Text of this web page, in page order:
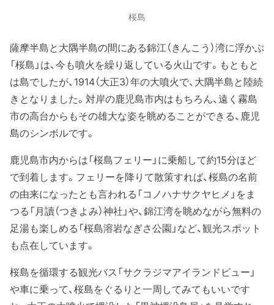
桜島
薩摩半島と大隅半島の間にある錦江（きんこう）湾に浮かぶ
「桜島」は、今も噴火を繰り返している火山です。もともと
は島でしたが、1914（大正3）年の大噴火で、大隅半島と陸続
きとなりました。対岸の鹿児島市内はもちろん、遠く霧島
市の高台からもその雄大な姿を眺めることができる、鹿児
島のシンボルです。
鹿児島市内からは「桜島フェリー」に乗船して約15分ほど
で到着します。フェリーを降りて散策すれば、桜島の名前
の由来になったとも言われる「コノハナサクヤヒメ」をま
つる「月讀（つきよみ）神社」や、錦江湾を眺めながら無料の
足湯も楽しめる「桜島溶岩なぎさ公園」など、観光スポット
も点在しています。
桜島を循環する観光バス「サクラジマアイランドビュー」
や車に乗って、桜島をぐるりと一周してみてもいいです